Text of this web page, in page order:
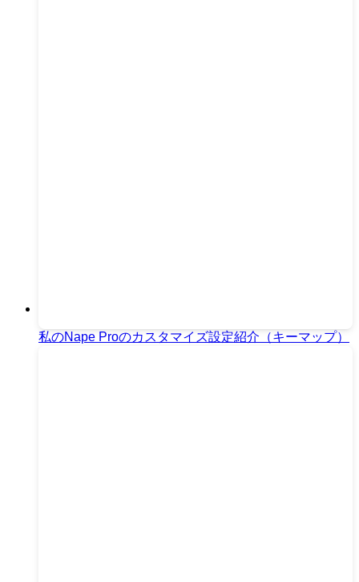
私のNape Proのカスタマイズ設定紹介（キーマップ）